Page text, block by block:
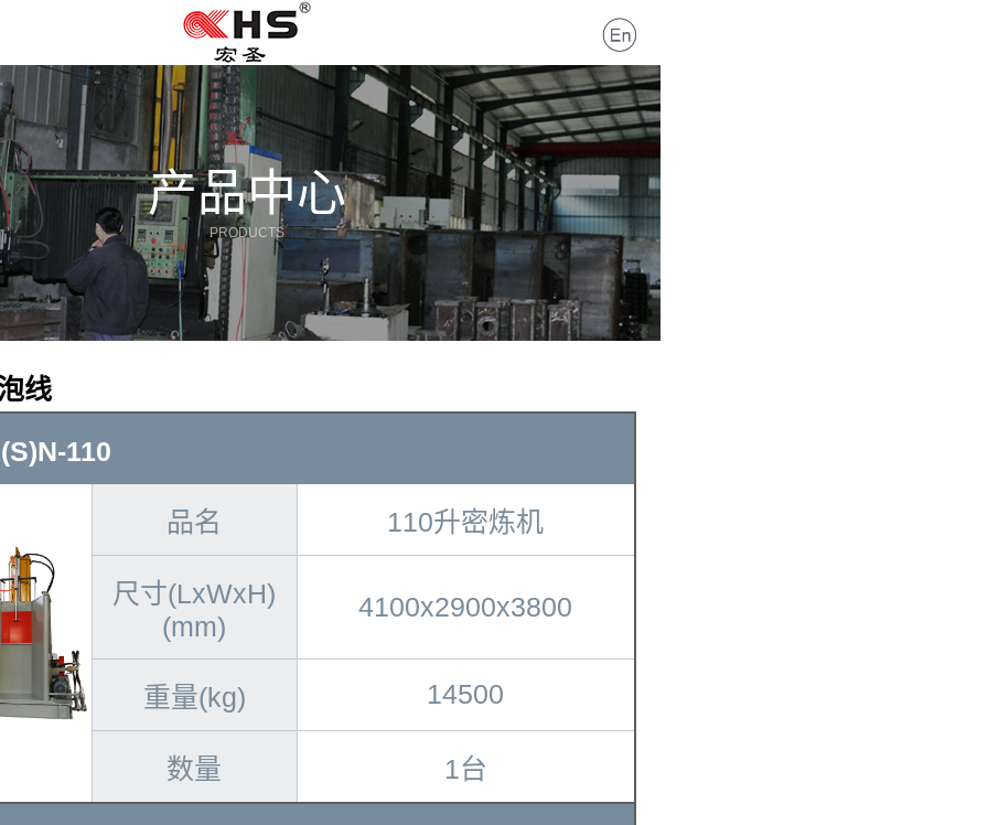
产品中心
PRODUCTS
线
110
品名 110升密炼机
尺寸(LxWxH)
(mm)
4100x2900x3800
重量(kg) 14500
数量 1台